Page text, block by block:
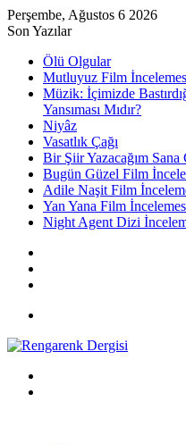
Perşembe, Ağustos 6 2026
Son Yazılar
Ölü Olgular
Mutluyuz Film
Müzik: İçimizde
Yansıması Mıdır?
Niyâz
Vasatlık Çağı
Bir Şiir Yazacağım
Bugün Güzel Film
Adile Naşit Film
Yan Yana Film
Night Agent Dizi